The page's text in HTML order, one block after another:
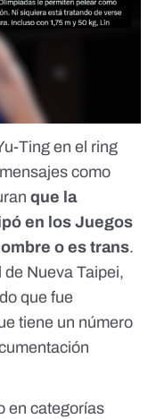
Ting en el ring
como
que la
en los Juegos
o es trans.
de Nueva Taipei,
que fue
tiene un número
en categorías